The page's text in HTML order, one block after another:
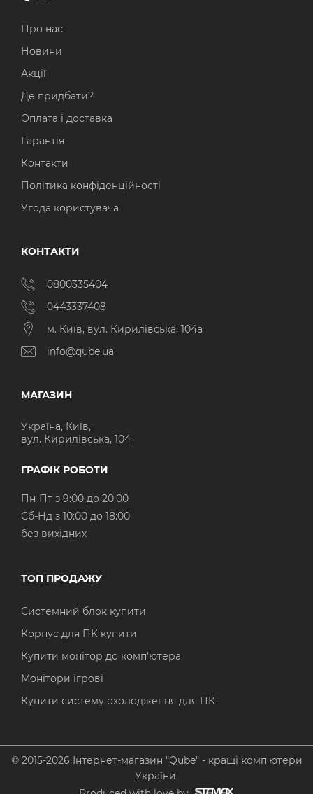
Про нас
Новини
Акції
Де придбати?
Оплата і доставка
Гарантія
Контакти
Політика конфіденційності
Угода користувача
КОНТАКТИ
0800335404
0443337408
м. Київ, вул. Кирилівська, 104а
info@qube.ua
МАГАЗИН
Україна, Київ,
вул. Кирилівська, 104
ГРАФІК РОБОТИ
Пн-Пт з 9:00 до 20:00
Cб-Нд з 10:00 до 18:00
без вихідних
ТОП ПРОДАЖУ
Системний блок купити
Корпус для ПК купити
Купити монітор до комп'ютера
Монітори ігрові
Купити систему охолодження для ПК
© 2015-2026 Інтернет-магазин "Qube" - кращі комп'ютери
України.